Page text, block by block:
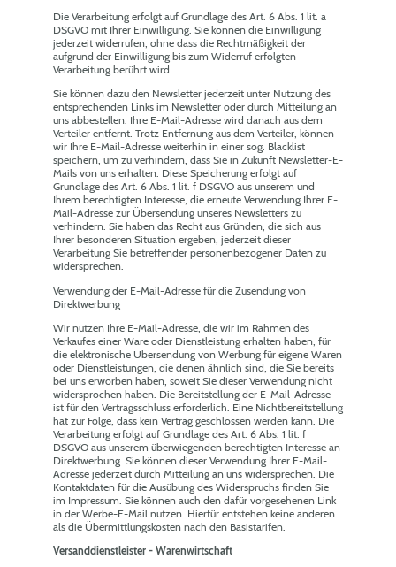
Die Verarbeitung erfolgt auf Grundlage des Art. 6 Abs. 1 lit. a
DSGVO mit Ihrer Einwilligung. Sie können die Einwilligung
jederzeit widerrufen, ohne dass die Rechtmäßigkeit der
aufgrund der Einwilligung bis zum Widerruf erfolgten
Verarbeitung berührt wird.
Sie können dazu den Newsletter jederzeit unter Nutzung des
entsprechenden Links im Newsletter oder durch Mitteilung an
uns abbestellen. Ihre E-Mail-Adresse wird danach aus dem
Verteiler entfernt. Trotz Entfernung aus dem Verteiler, können
wir Ihre E-Mail-Adresse weiterhin in einer sog. Blacklist
speichern, um zu verhindern, dass Sie in Zukunft Newsletter-E-
Mails von uns erhalten. Diese Speicherung erfolgt auf
Grundlage des Art. 6 Abs. 1 lit. f DSGVO aus unserem und
Ihrem berechtigten Interesse, die erneute Verwendung Ihrer E-
Mail-Adresse zur Übersendung unseres Newsletters zu
verhindern. Sie haben das Recht aus Gründen, die sich aus
Ihrer besonderen Situation ergeben, jederzeit dieser
Verarbeitung Sie betreffender personenbezogener Daten zu
widersprechen.
Verwendung der E-Mail-Adresse für die Zusendung von
Direktwerbung
Wir nutzen Ihre E-Mail-Adresse, die wir im Rahmen des
Verkaufes einer Ware oder Dienstleistung erhalten haben, für
die elektronische Übersendung von Werbung für eigene Waren
oder Dienstleistungen, die denen ähnlich sind, die Sie bereits
bei uns erworben haben, soweit Sie dieser Verwendung nicht
widersprochen haben. Die Bereitstellung der E-Mail-Adresse
ist für den Vertragsschluss erforderlich. Eine Nichtbereitstellung
hat zur Folge, dass kein Vertrag geschlossen werden kann. Die
Verarbeitung erfolgt auf Grundlage des Art. 6 Abs. 1 lit. f
DSGVO aus unserem überwiegenden berechtigten Interesse an
Direktwerbung. Sie können dieser Verwendung Ihrer E-Mail-
Adresse jederzeit durch Mitteilung an uns widersprechen. Die
Kontaktdaten für die Ausübung des Widerspruchs finden Sie
im Impressum. Sie können auch den dafür vorgesehenen Link
in der Werbe-E-Mail nutzen. Hierfür entstehen keine anderen
als die Übermittlungskosten nach den Basistarifen.
Versanddienstleister - Warenwirtschaft